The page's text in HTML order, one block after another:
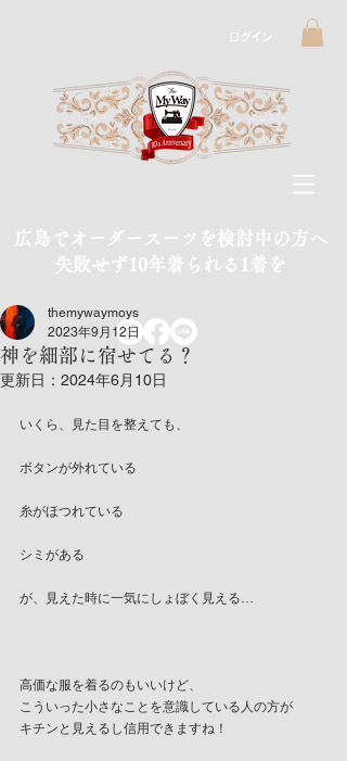
ログイン
広島でオーダースーツを検討中の方へ
​失敗せず10年着られる1着を
神を細部に宿せてる？
themywaymoys
2023年9月12日
更新日： 2024年6月10日
いくら、見た目を整えても、
ボタンが外れている
糸がほつれている
シミがある
が、見えた時に一気にしょぼく見える…
高価な服を着るのもいいけど、
こういった小さなことを意識している人の方が
キチンと見えるし信用できますね！